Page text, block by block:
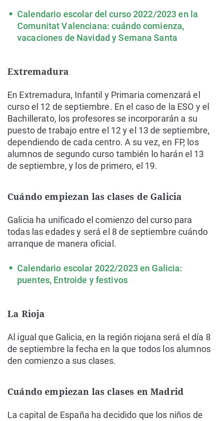
Calendario escolar del curso 2022/2023 en la
Comunitat Valenciana: cuándo comienza,
vacaciones de Navidad y Semana Santa
Extremadura
En Extremadura, Infantil y Primaria comenzará el
curso el 12 de septiembre. En el caso de la ESO y el
Bachillerato, los profesores se incorporarán a su
puesto de trabajo entre el 12 y el 13 de septiembre,
dependiendo de cada centro. A su vez, en FP, los
alumnos de segundo curso también lo harán el 13
de septiembre, y los de primero, el 19.
Cuándo empiezan las clases de Galicia
Galicia ha unificado el comienzo del curso para
todas las edades y será el 8 de septiembre cuándo
arranque de manera oficial.
Calendario escolar 2022/2023 en Galicia:
puentes, Entroide y festivos
La Rioja
Al igual que Galicia, en la región riojana será el día 8
de septiembre la fecha en la que todos los alumnos
den comienzo a sus clases.
Cuándo empiezan las clases en Madrid
La capital de España ha decidido que los niños de